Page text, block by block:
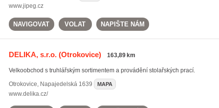
www.jipeg.cz
NAVIGOVAT VOLAT NAPIŠTE NÁM
DELIKA, s.r.o.(Otrokovice) 163,89 km
Velkoobchod s truhlářským sortimentem a provádění stolařských prací.
Otrokovice, Napajedelská 1639 MAPA
www.delika.cz/